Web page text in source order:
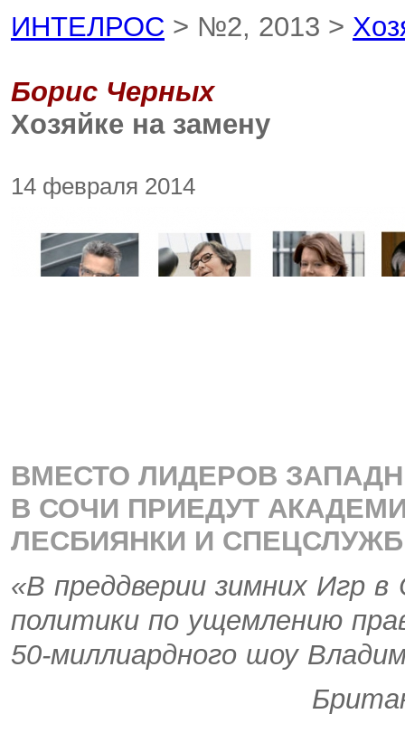
ИНТЕЛРОС > №2, 2013 >
Борис Черных
Хозяйке на замену
14 февраля 2014
ВМЕСТО ЛИДЕРОВ
В СОЧИ ПРИЕДУТ
ЛЕСБИЯНКИ И
«В преддверии зимних Игр в
политики по ущемлению
50-миллиардного шоу